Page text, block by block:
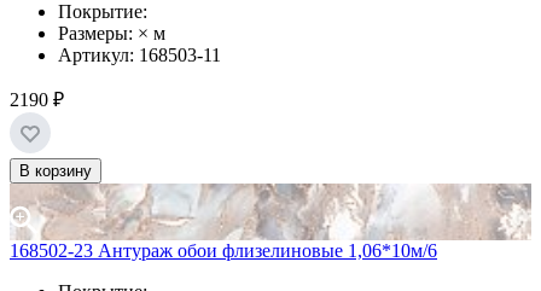
Покрытие:
Размеры: × м
Артикул: 168503-11
2190 ₽
В корзину
168502-23 Антураж обои флизелиновые 1,06*10м/6